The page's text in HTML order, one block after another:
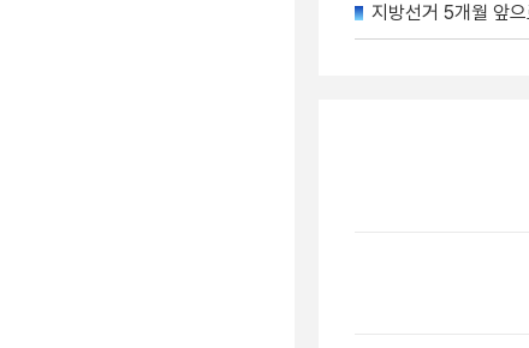
지방선거 5개월 앞